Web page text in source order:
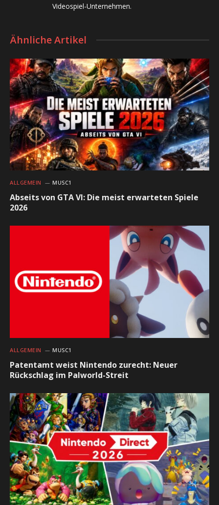
Videospiel-Unternehmen.
Ähnliche Artikel
ALLGEMEIN MUSC1
Abseits von GTA VI: Die meist erwarteten Spiele
2026
ALLGEMEIN MUSC1
Patentamt weist Nintendo zurecht: Neuer
Rückschlag im Palworld-Streit